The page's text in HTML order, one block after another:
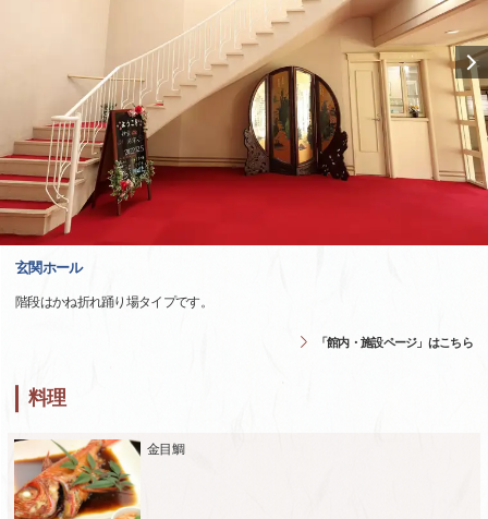
玄関ホール
階段はかね折れ踊り場タイプです。
「館内・施設ページ」はこちら
料理
金目鯛